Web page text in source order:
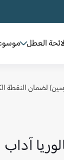
العطل
لضمان النقطة
آداب